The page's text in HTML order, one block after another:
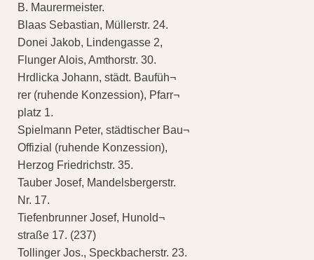
B. Maurermeister.
Blaas Sebastian, Müllerstr. 24.
Donei Jakob, Lindengasse 2,
Flunger Alois, Amthorstr. 30.
Hrdlicka Johann, städt. Baufüh¬
rer (ruhende Konzession), Pfarr¬
platz 1.
Spielmann Peter, städtischer Bau¬
Offizial (ruhende Konzession),
Herzog Friedrichstr. 35.
Tauber Josef, Mandelsbergerstr.
Nr. 17.
Tiefenbrunner Josef, Hunold¬
straße 17. (237)
Tollinger Jos., Speckbacherstr. 23.